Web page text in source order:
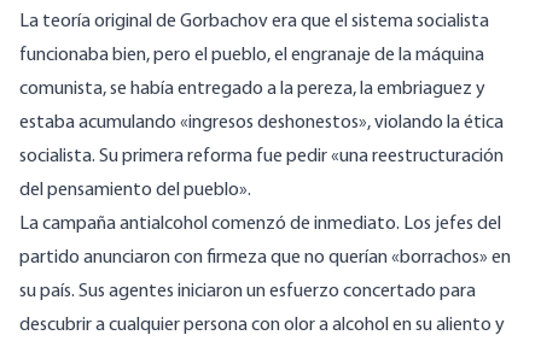
La teoría original de Gorbachov era que el sistema socialista
funcionaba bien, pero el pueblo, el engranaje de la máquina
comunista, se había entregado a la pereza, la embriaguez y
estaba acumulando «ingresos deshonestos», violando la ética
socialista. Su primera reforma fue pedir «una reestructuración
del pensamiento del pueblo».
La campaña antialcohol comenzó de inmediato. Los jefes del
partido anunciaron con firmeza que no querían «borrachos» en
su país. Sus agentes iniciaron un esfuerzo concertado para
descubrir a cualquier persona con olor a alcohol en su aliento y